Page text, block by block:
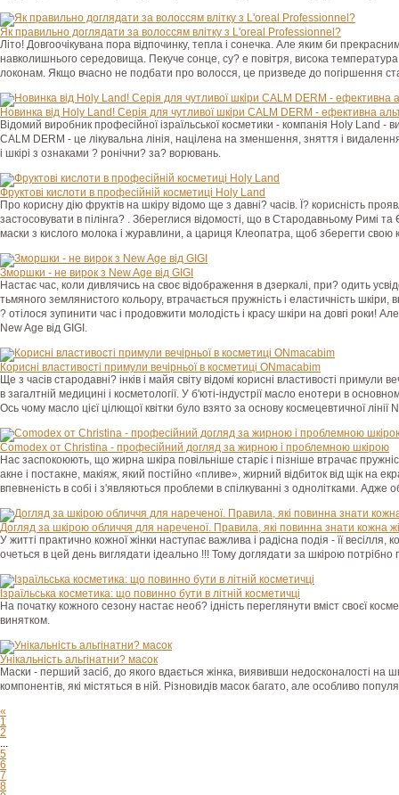
Як правильно доглядати за волоссям влітку з L'oreal Professionnel?
Літо! Довгоочікувана пора відпочинку, тепла і сонечка. Але яким би
навколишнього середовища. Пекуче сонце, су? е повітря, висока
локонам. Якщо вчасно не подбати про волосся, це призведе до погіршення
Новинка від Holy Land! Серія для чутливої шкіри CALM DERM - ефективна
Відомий виробник професійної ізраїльської косметики - компанія Holy Land
CALM DERM - це лікувальна лінія, націлена на зменшення, зняття і
і шкірі з ознаками ? ронічни? за? ворювань.
Фруктові кислоти в професійній косметиці Holy Land
Про корисну дію фруктів на шкіру відомо ще з давні? часів. Ї? корисність
застосовувати в пілінга? . Збереглися відомості, що в Стародавньому Римі
маски з кислого молока і журавлини, а цариця Клеопатра, щоб зберегти
Зморшки - не вирок з New Age від GIGI
Настає час, коли дивлячись на своє відображення в дзеркалі, при? одить
тьмяного землянистого кольору, втрачається пружність і еластичність
? отілося зупинити час і продовжити молодість і красу шкіри на довгі роки!
New Age від GIGI.
Корисні властивості примули вечірньої в косметиці ONmacabim
Ще з часів стародавні? інків і майя світу відомі корисні властивості примули
в загалтній медицині і косметології. У б'юті-індустрії масло енотери в
Ось чому масло цієї цілющої квітки було взято за основу космецевтичної
Comodex от Christina - професійний догляд за жирною і проблемною шкірою
Нас заспокоюють, що жирна шкіра повільніше старіє і пізніше втрачає
акне і постакне, макіяж, який постійно «пливе», жирний відбиток від щік на
впевненість в собі і з'являються проблеми в спілкуванні з однолітками. Адже
Догляд за шкірою обличчя для нареченої. Правила, які повинна знати кожна
У житті практично кожної жінки наступає важлива і радісна подія - її
очеться в цей день виглядати ідеально !!! Тому доглядати за шкірою
Ізраїльська косметика: що повинно бути в літній косметичці
На початку кожного сезону настає необ? ідність переглянути вміст своєї
винятком.
Унікальність альгінатни? масок
Маски - перший засіб, до якого вдається жінка, виявивши недосконалості на
компонентів, які містяться в ній. Різновидів масок багато, але особливо
«
1
2
...
5
6
7
8